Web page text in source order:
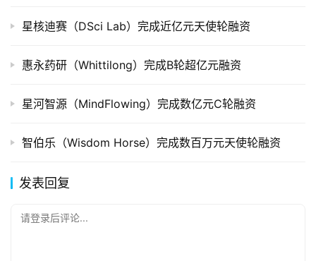
星核迪赛（DSci Lab）完成近亿元天使轮融资
惠永药研（Whittilong）完成B轮超亿元融资
星河智源（MindFlowing）完成数亿元C轮融资
智伯乐（Wisdom Horse）完成数百万元天使轮融资
发表回复
请登录后评论...